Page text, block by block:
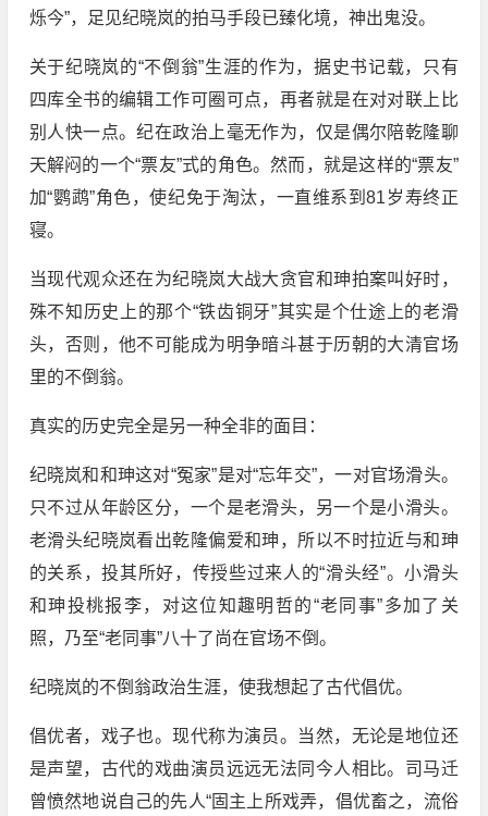
烁今”，足见纪晓岚的拍马手段已臻化境，神出鬼没。
关于纪晓岚的“不倒翁”生涯的作为，据史书记载，只有
四库全书的编辑工作可圈可点，再者就是在对对联上比
别人快一点。纪在政治上毫无作为，仅是偶尔陪乾隆聊
天解闷的一个“票友”式的角色。然而，就是这样的“票友”
加“鹦鹉”角色，使纪免于淘汰，一直维系到81岁寿终正
寝。
当现代观众还在为纪晓岚大战大贪官和珅拍案叫好时，
殊不知历史上的那个“铁齿铜牙”其实是个仕途上的老滑
头，否则，他不可能成为明争暗斗甚于历朝的大清官场
里的不倒翁。
真实的历史完全是另一种全非的面目：
纪晓岚和和珅这对“冤家”是对“忘年交”，一对官场滑头。
只不过从年龄区分，一个是老滑头，另一个是小滑头。
老滑头纪晓岚看出乾隆偏爱和珅，所以不时拉近与和珅
的关系，投其所好，传授些过来人的“滑头经”。小滑头
和珅投桃报李，对这位知趣明哲的“老同事”多加了关
照，乃至“老同事”八十了尚在官场不倒。
纪晓岚的不倒翁政治生涯，使我想起了古代倡优。
倡优者，戏子也。现代称为演员。当然，无论是地位还
是声望，古代的戏曲演员远远无法同今人相比。司马迁
曾愤然地说自己的先人“固主上所戏弄，倡优畜之，流俗